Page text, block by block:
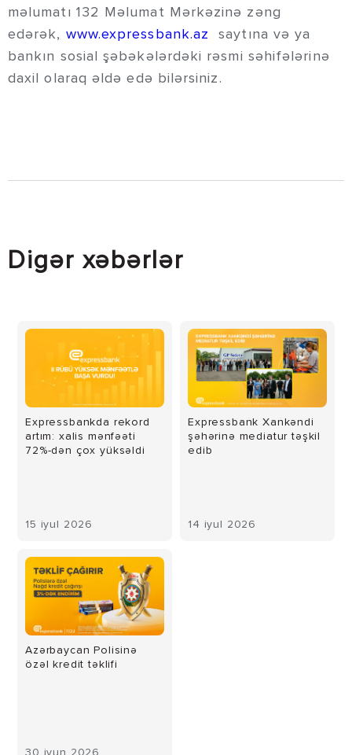
məlumatı 132 Məlumat Mərkəzinə zəng
edərək, www.expressbank.az saytına və ya
bankın sosial şəbəkələrdəki rəsmi səhifələrinə
daxil olaraq əldə edə bilərsiniz.
Digər xəbərlər
Expressbankda rekord
artım: xalis mənfəəti
72%-dən çox yüksəldi
15 iyul 2026
Expressbank Xankəndi
şəhərinə mediatur təşkil
edib
14 iyul 2026
Azərbaycan Polisinə
özəl kredit təklifi